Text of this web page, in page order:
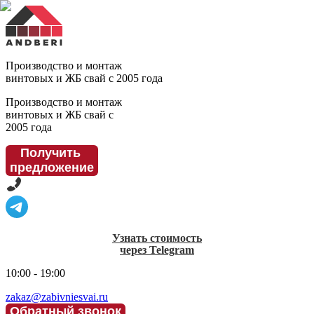
Производство и монтаж
винтовых и ЖБ свай с 2005 года
Производство и монтаж
винтовых и ЖБ свай с
2005 года
Получить
предложение
Узнать стоимость
через Telegram
10:00 - 19:00
zakaz@zabivniesvai.ru
Обратный звонок